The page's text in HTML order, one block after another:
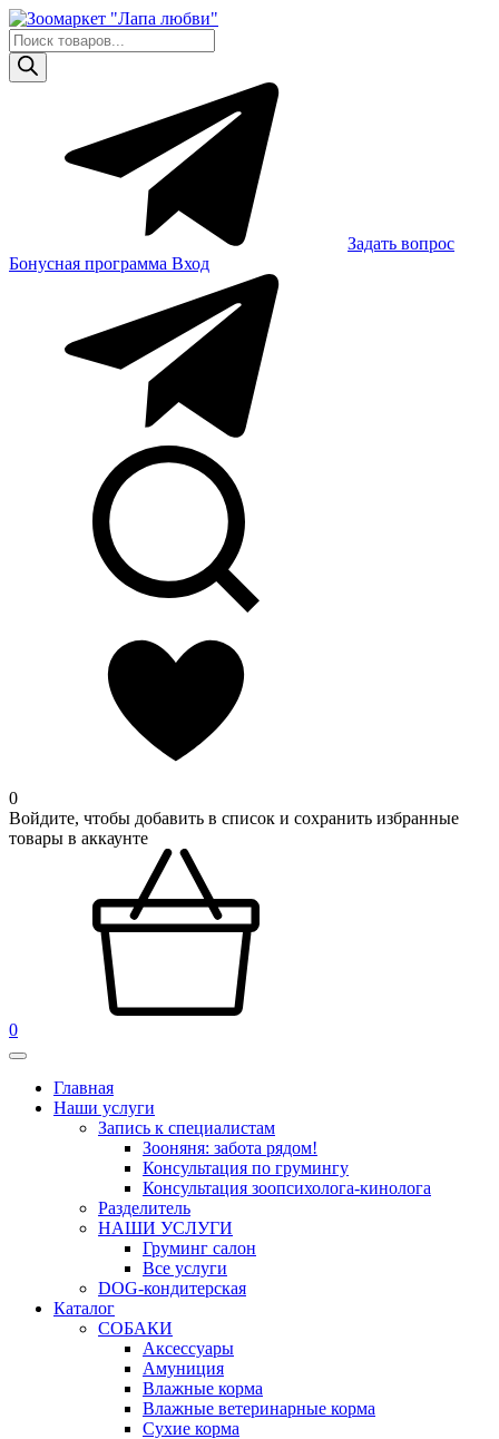
Skip
to
content
Поиск
товаров
Задать вопрос
Бонусная программа Вход
0
Войдите, чтобы добавить в список и сохранить избранные
товары в аккаунте
0
Главная
Наши услуги
Запись к специалистам
Зооняня: забота рядом!
Консультация по грумингу
Консультация зоопсихолога-кинолога
Pазделитель
НАШИ УСЛУГИ
Груминг салон
Все услуги
DOG-кондитерская
Каталог
СОБАКИ
Аксессуары
Амуниция
Влажные корма
Влажные ветеринарные корма
Сухие корма